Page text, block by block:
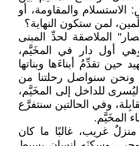
والمقاومة، أو
لمن ستكون النهاية؟
الملاصقة لحدِّ المبنى
وهي أول دار في المخَيَّم،
تقدِّمُ أبناءَها وبناتها
ونحن سنواصل رحلتنا من
للداخل إلى المخَيَّم،
وفي الحالتين سنتفرَّع
المخَيَّم.
غريب، غالبًا ما كان